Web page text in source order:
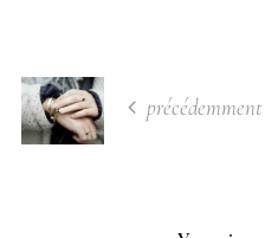
précédemment